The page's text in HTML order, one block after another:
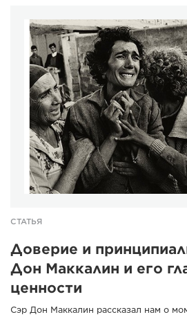
СТАТЬЯ
Доверие и
Дон Маккалин и его
ценности
Сэр Дон Маккалин рассказал нам о